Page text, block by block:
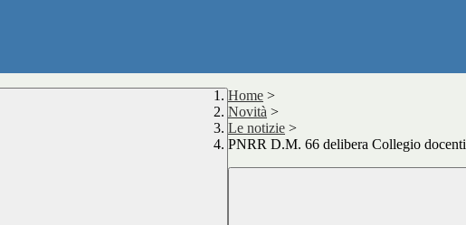
Home >
Novità >
Le notizie >
PNRR D.M. 66 delibera Collegio docenti